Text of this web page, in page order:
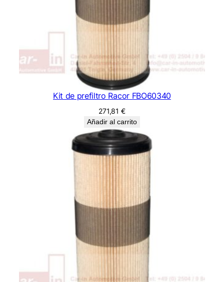
Kit de prefiltro Racor FBO60340
271,81€
Añadir al carrito